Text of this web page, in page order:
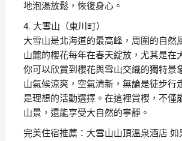
地泡湯放鬆，恢復身心。
4. 大雪山（東川町）
大雪山是北海道的最高峰，周圍的自然
山麓的櫻花每年在春天綻放，尤其是在
你可以欣賞到櫻花與雪山交織的獨特景
山氣候涼爽，空氣清新，無論是徒步行
是理想的活動選擇。在這裡賞櫻，不僅
山景，還能享受大自然的寧靜。
完美住宿推薦：大雪山山頂溫泉酒店